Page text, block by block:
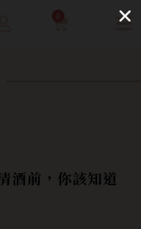
酒前，你該知道